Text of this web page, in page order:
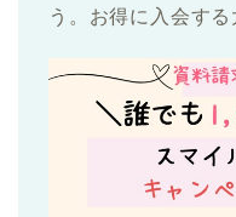
う。お得に入会す